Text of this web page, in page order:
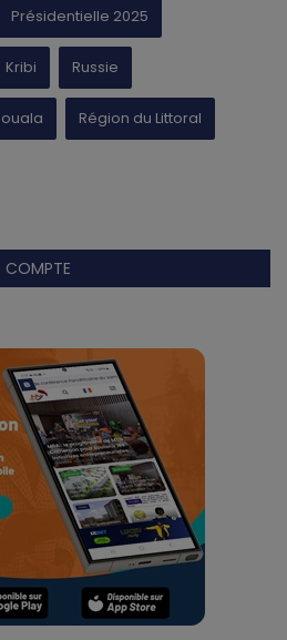
Présidentielle 2025
Kribi Russie
Région du Littoral
COMPTE